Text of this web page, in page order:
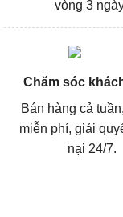
vòng 3
Chăm sóc
Bán hàng cả
miễn phí, giải
nại 24/7.